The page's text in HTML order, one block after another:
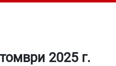
2025 г.